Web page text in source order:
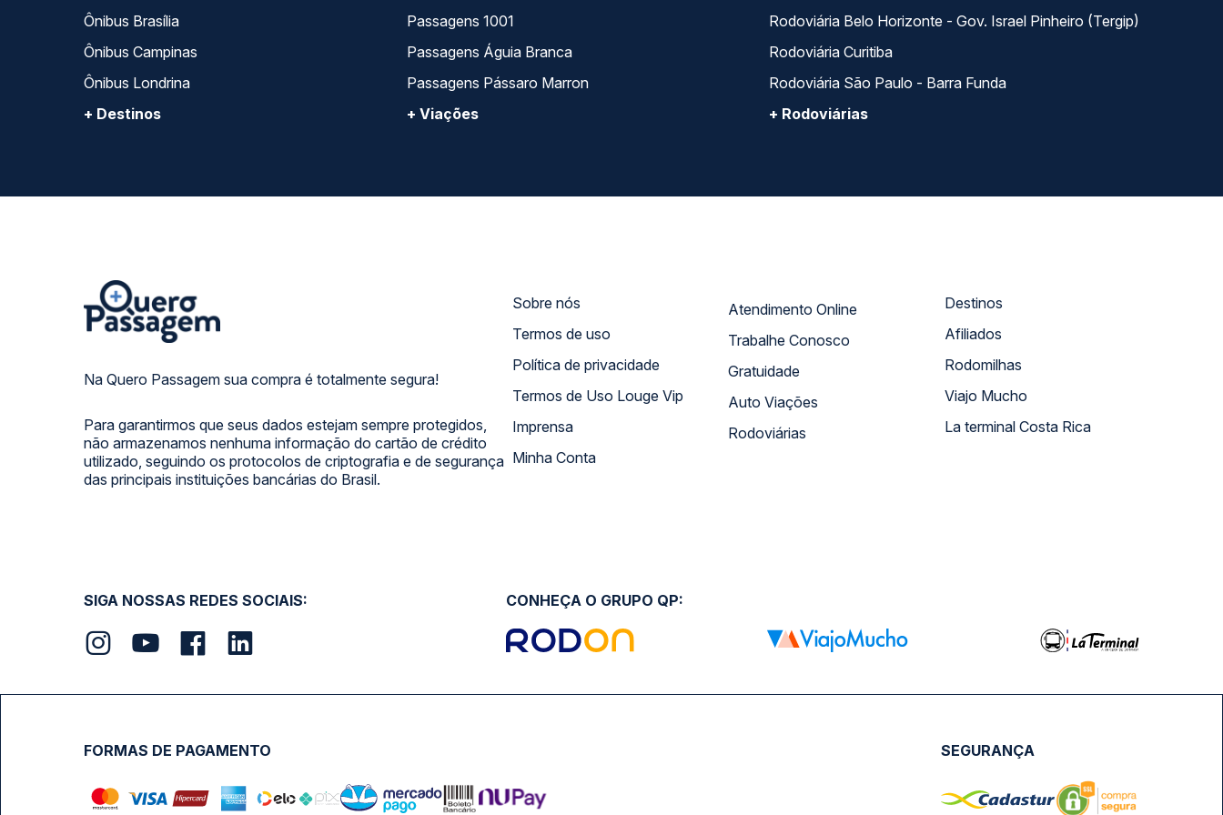
Ônibus Brasília
Ônibus Campinas
Ônibus Londrina
+ Destinos
Passagens 1001
Passagens Águia Branca
Passagens Pássaro Marron
+ Viações
Rodoviária Belo Horizonte - Gov. Israel Pinheiro (Tergip)
Rodoviária Curitiba
Rodoviária São Paulo - Barra Funda
+ Rodoviárias
Na Quero Passagem sua compra é totalmente segura!
Para garantirmos que seus dados estejam sempre protegidos,
não armazenamos nenhuma informação do cartão de crédito
utilizado, seguindo os protocolos de criptografia e de segurança
das principais instituições bancárias do Brasil.
Sobre nós
Termos de uso
Política de privacidade
Termos de Uso Louge Vip
Imprensa
Minha Conta
Atendimento Online
Trabalhe Conosco
Gratuidade
Auto Viações
Rodoviárias
Destinos
Afiliados
Rodomilhas
Viajo Mucho
La terminal Costa Rica
SIGA NOSSAS REDES SOCIAIS: CONHEÇA O GRUPO QP:
FORMAS DE PAGAMENTO SEGURANÇA